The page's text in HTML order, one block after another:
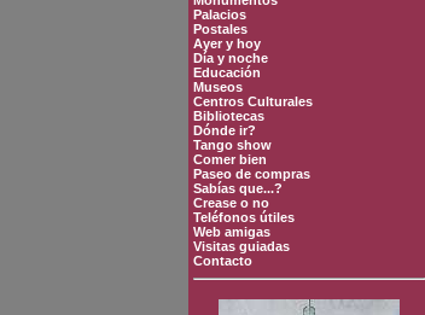
Palacios
Postales
Ayer y hoy
Día y noche
Educación
Museos
Centros Culturales
Bibliotecas
Dónde ir?
Tango show
Comer bien
Paseo de compras
Sabías que...?
Crease o no
Teléfonos útiles
Web amigas
Visitas guiadas
Contacto